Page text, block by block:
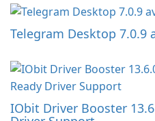
Telegram Desktop 7.0.9
IObit Driver Booster